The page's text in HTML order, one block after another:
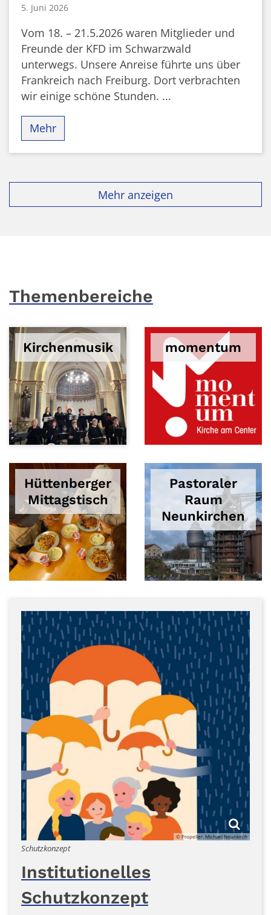
5. Juni 2026
Vom 18. – 21.5.2026 waren Mitglieder und
Freunde der KFD im Schwarzwald
unterwegs. Unsere Anreise führte uns über
Frankreich nach Freiburg. Dort verbrachten
wir einige schöne Stunden. ...
Mehr
Mehr anzeigen
Themenbereiche
Kirchenmusik momentum
Hüttenberger
Mittagstisch
Pastoraler
Raum
Neunkirchen
© Hans-Josef Theobald
© Propeller, Michael Neunkirch
Schutzkonzept
Institutionelles
Schutzkonzept